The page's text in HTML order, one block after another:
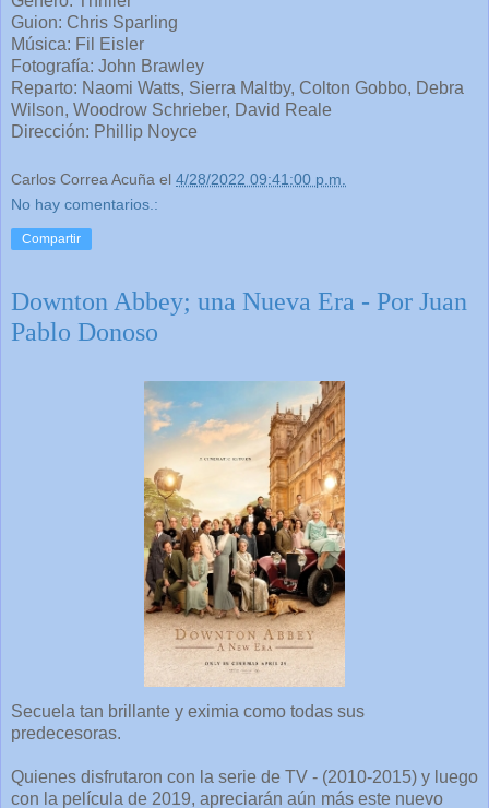
Guion: Chris Sparling
Música: Fil Eisler
Fotografía: John Brawley
Reparto: Naomi Watts, Sierra Maltby, Colton Gobbo, Debra
Wilson, Woodrow Schrieber, David Reale
Dirección: Phillip Noyce
Carlos Correa Acuña el 4/28/2022 09:41:00 p.m.
No hay comentarios.:
Compartir
Downton Abbey; una Nueva Era - Por Juan
Pablo Donoso
Secuela tan brillante y eximia como todas sus
predecesoras.
Quienes disfrutaron con la serie de TV - (2010-2015) y luego
con la película de 2019, apreciarán aún más este nuevo